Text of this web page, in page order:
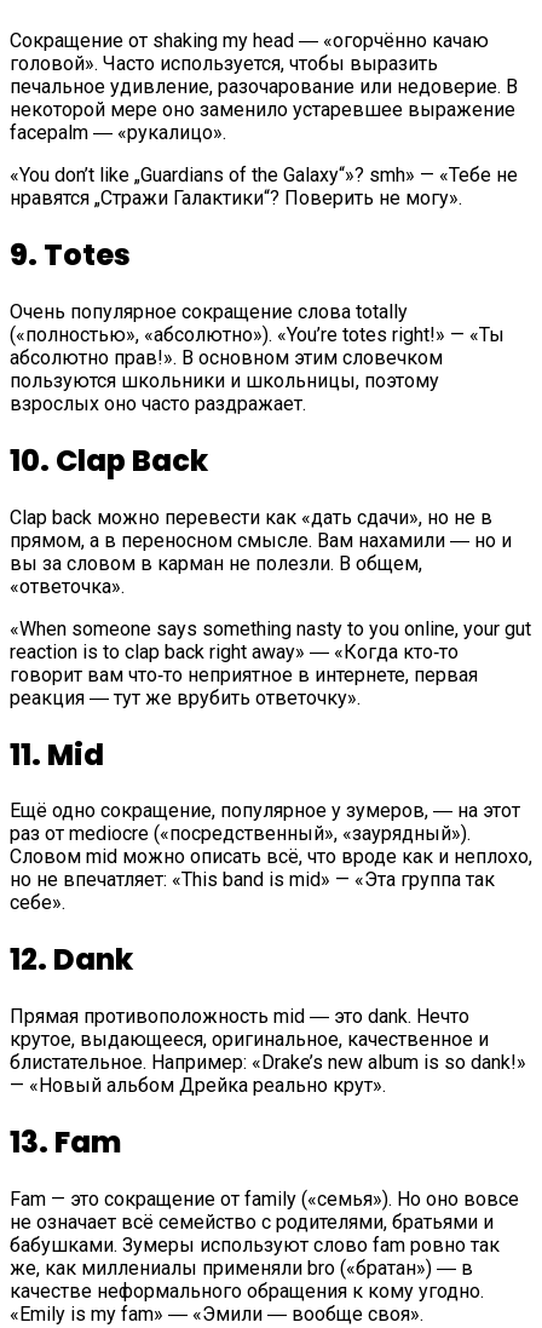
Сокращение от shaking my head ― «огорчённо качаю
головой». Часто используется, чтобы выразить
печальное удивление, разочарование или недоверие. В
некоторой мере оно заменило устаревшее выражение
facepalm ― «рукалицо».
«You don’t like „Guardians of the Galaxy“»? smh» — «Тебе не
нравятся „Стражи Галактики“? Поверить не могу».
9. Totes
Очень популярное сокращение слова totally
(«полностью», «абсолютно»). «You’re totes right!» — «Ты
абсолютно прав!». В основном этим словечком
пользуются школьники и школьницы, поэтому
взрослых оно часто раздражает.
10. Clap Back
Clap back можно перевести как «дать сдачи», но не в
прямом, а в переносном смысле. Вам нахамили ― но и
вы за словом в карман не полезли. В общем,
«ответочка».
«When someone says something nasty to you online, your gut
reaction is to clap back right away» ― «Когда кто‑то
говорит вам что‑то неприятное в интернете, первая
реакция ― тут же врубить ответочку».
11. Mid
Ещё одно сокращение, популярное у зумеров, ― на этот
раз от mediocre («посредственный», «заурядный»).
Словом mid можно описать всё, что вроде как и неплохо,
но не впечатляет: «This band is mid» — «Эта группа так
себе».
12. Dank
Прямая противоположность mid ― это dank. Нечто
крутое, выдающееся, оригинальное, качественное и
блистательное. Например: «Drake’s new album is so dank!»
— «Новый альбом Дрейка реально крут».
13. Fam
Fam — это сокращение от family («семья»). Но оно вовсе
не означает всё семейство с родителями, братьями и
бабушками. Зумеры используют слово fam ровно так
же, как миллениалы применяли bro («братан») ― в
качестве неформального обращения к кому угодно.
«Emily is my fam» ― «Эмили ― вообще своя».